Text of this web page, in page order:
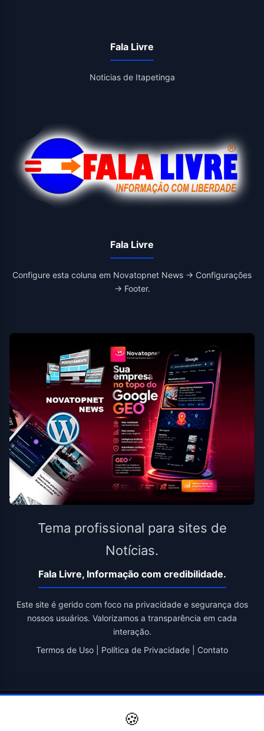
Fala Livre
Noticias de Itapetinga
Fala Livre
Configure esta coluna em Novatopnet News → Configurações
→ Footer.
Tema profissional para sites de
Notícias.
Fala Livre, Informação com credibilidade.
Este site é gerido com foco na privacidade e segurança dos
nossos usuários. Valorizamos a transparência em cada
interação.
Termos de Uso
Política de Privacidade Contato
Novatopnet
🍪